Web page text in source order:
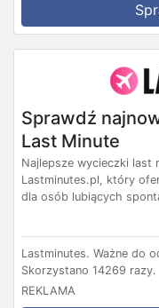
Sprawdź
Last Minute
Najlepsze wycieczki last
Lastminutes.pl, który
dla osób lubiących
Lastminutes. Ważne do
Skorzystano 14269 razy.
REKLAMA